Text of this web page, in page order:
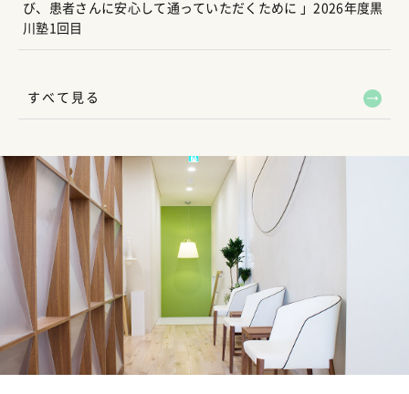
び、患者さんに安心して通っていただくために 」2026年度黒
川塾1回目
すべて見る